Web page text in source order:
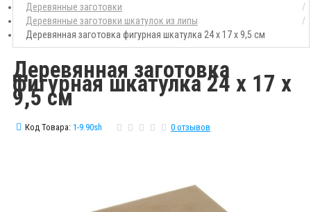
Деревянные заготовки
Деревянные заготовки шкатулок из липы
Деревянная заготовка фигурная шкатулка 24 х 17 х 9,5 см
Деревянная заготовка
фигурная шкатулка 24 х 17 х
9,5 см
Код Товара: 1-9.90sh 0 отзывов